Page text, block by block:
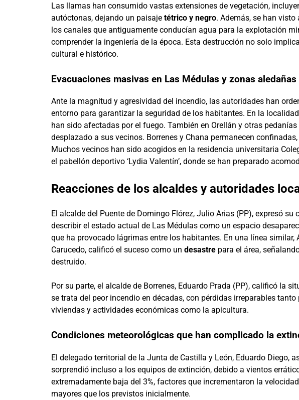
Las llamas han consumido vastas extensiones de vegetación,
autóctonas, dejando un paisaje tétrico y negro. Además, se han
los canales que antiguamente conducían agua para la explotación
comprender la ingeniería de la época. Esta destrucción no solo
cultural e histórico.
Evacuaciones masivas en Las Médulas y zonas aledañas
Ante la magnitud y agresividad del incendio, las autoridades han
entorno para garantizar la seguridad de los habitantes. En la
han sido afectadas por el fuego. También en Orellán y otras
desplazado a sus vecinos. Borrenes y Chana permanecen
Muchos vecinos han sido acogidos en la residencia universitaria
el pabellón deportivo ‘Lydia Valentín’, donde se han preparado
Reacciones de los alcaldes y autoridades
El alcalde del Puente de Domingo Flórez, Julio Arias (PP), expresó
describir el estado actual de Las Médulas como un espacio
que ha provocado lágrimas entre los habitantes. En una línea similar,
Carucedo, calificó el suceso como un desastre para el área,
destruido.
Por su parte, el alcalde de Borrenes, Eduardo Prada (PP), calificó la
se trata del peor incendio en décadas, con pérdidas irreparables
viviendas y actividades económicas como la apicultura.
Condiciones meteorológicas que han complicado la
El delegado territorial de la Junta de Castilla y León, Eduardo Diego,
sorprendió incluso a los equipos de extinción, debido a vientos
extremadamente baja del 3%, factores que incrementaron la
mayores que los previstos inicialmente.